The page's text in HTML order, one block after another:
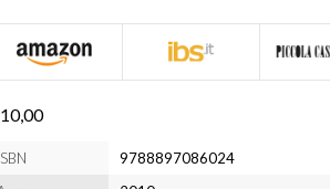
9788897086024